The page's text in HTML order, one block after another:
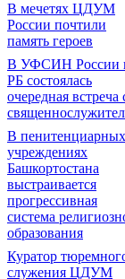
В мечетях ЦДУМ
России почтили
память героев
В УФСИН России
РБ состоялась
очередная встреча
В пенитенциарных
учреждениях
Башкортостана
выстраивается
прогрессивная
система
образования
Куратор
служения ЦДУМ